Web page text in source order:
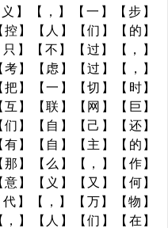
】【，】【一】【步】
】【人】【们】【的】
】【不】【过】【，】
】【虑】【过】【，】
】【一】【切】【时】
】【联】【网】【巨】
】【自】【己】【还】
】【自】【主】【的】
】【么】【，】【作】
】【义】【又】【何】
】【，】【万】【物】
】【人】【们】【在】